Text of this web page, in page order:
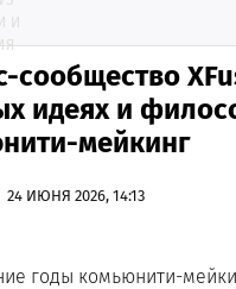
сообщество
идеях и
мейкинг
24 ИЮНЯ 2026, 14:13
годы комьюнити-